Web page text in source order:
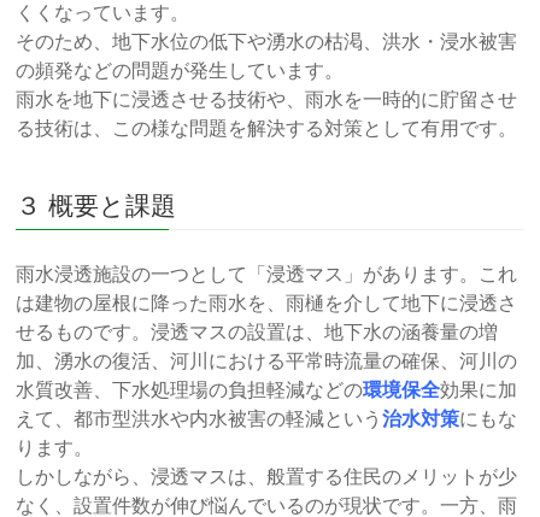
くくなっています。
そのため、地下水位の低下や湧水の枯渇、洪水・浸水被害
の頻発などの問題が発生しています。
雨水を地下に浸透させる技術や、雨水を一時的に貯留させ
る技術は、この様な問題を解決する対策として有用です。
３ 概要と課題
雨水浸透施設の一つとして「浸透マス」があります。これ
は建物の屋根に降った雨水を、雨樋を介して地下に浸透さ
せるものです。浸透マスの設置は、地下水の涵養量の増
加、湧水の復活、河川における平常時流量の確保、河川の
水質改善、下水処理場の負担軽減などの環境保全効果に加
えて、都市型洪水や内水被害の軽減という治水対策にもな
ります。
しかしながら、浸透マスは、般置する住民のメリットが少
なく、設置件数が伸び悩んでいるのが現状です。一方、雨